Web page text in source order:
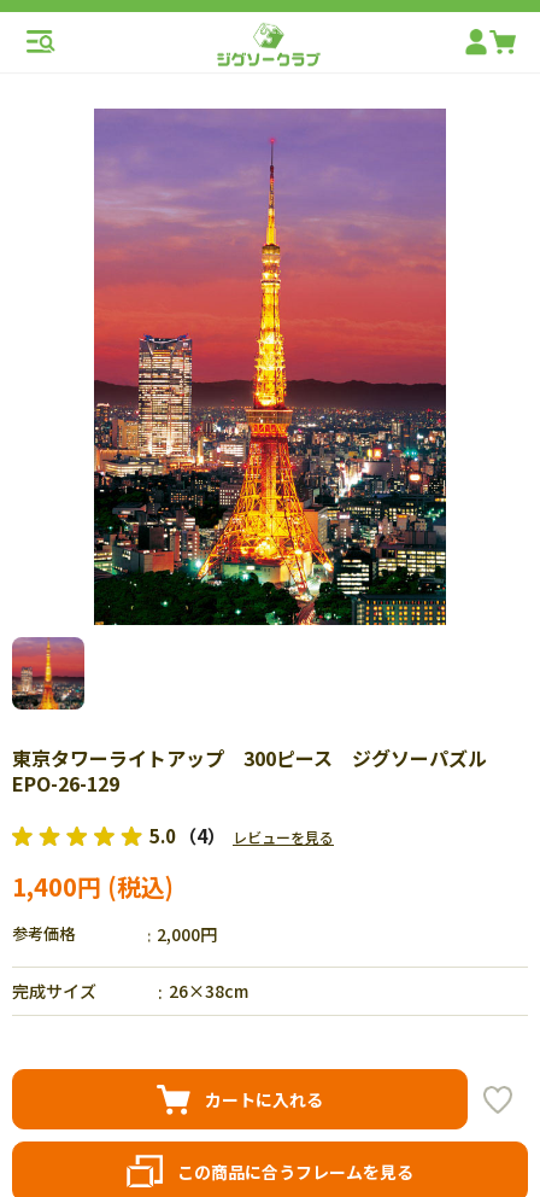
東京タワーライトアップ 300ピース ジグソーパズル
EPO-26-129
5.0 （4） レビューを見る
1,400円
参考価格 2,000円
完成サイズ 26×38cm
カートに入れる
この商品に合うフレームを見る